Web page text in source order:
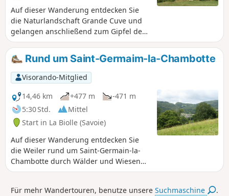
Auf dieser Wanderung entdecken Sie
die Naturlandschaft Grande Cuve und
gelangen anschließend zum Gipfel des
Mont Clergeon mit seiner
Orientierungstafel. Entdecken Sie auch
die traditionelle Behausung dieser
Berge im Weiler Montclergeon.
Rund um Saint-Germaim-la-Chambotte
Visorando-Mitglied
14,46 km
+477 m
-471 m
5:30 Std.
Mittel
Start in La Biolle (Savoie)
Auf dieser Wanderung entdecken Sie
die Weiler rund um Saint-Germain-la-
Chambotte durch Wälder und Wiesen
und genießen wunderschöne Ausblicke.
Für mehr Wandertouren, benutze unsereSuchmaschine .